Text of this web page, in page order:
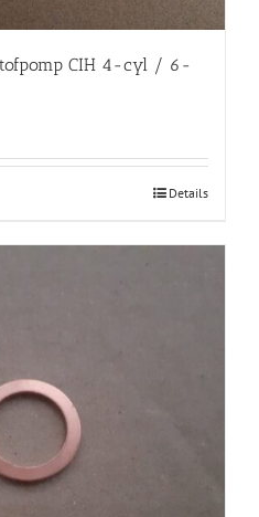
CIH 4-cyl / 6-
Details